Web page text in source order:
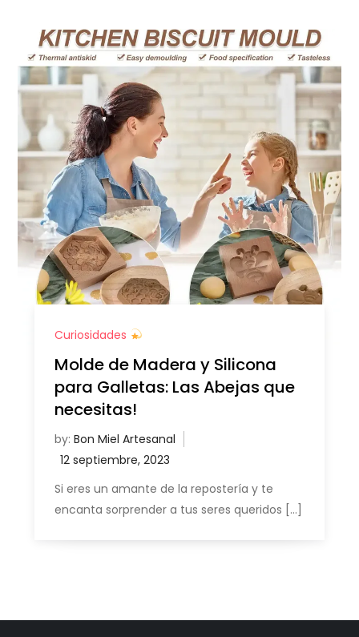
Curiosidades
Molde de Madera y Silicona
para Galletas: Las Abejas que
necesitas!
by: Bon Miel Artesanal
Si eres un amante de la repostería y te
encanta sorprender a tus seres queridos […]